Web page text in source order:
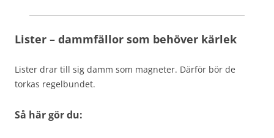
Lister – dammfällor som behöver kärlek
Lister drar till sig damm som magneter. Därför bör de
torkas regelbundet.
Så här gör du: